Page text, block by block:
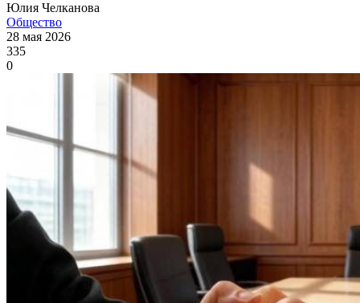
Юлия Челканова
Общество
28 мая 2026
335
0